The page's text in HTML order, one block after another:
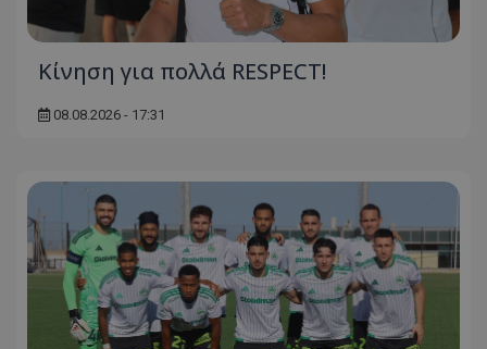
Κίνηση για πολλά RESPECT!
08.08.2026 - 17:31